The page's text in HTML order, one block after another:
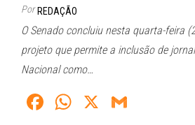
Por REDAÇÃO
O Senado concluiu nesta quarta-feira
projeto que permite a inclusão de
Nacional como…
Fa
W
X